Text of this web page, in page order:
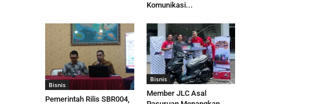
Komunikasi...
Bisnis
Pemerintah Rilis SBR004,
Bisnis
Member JLC Asal